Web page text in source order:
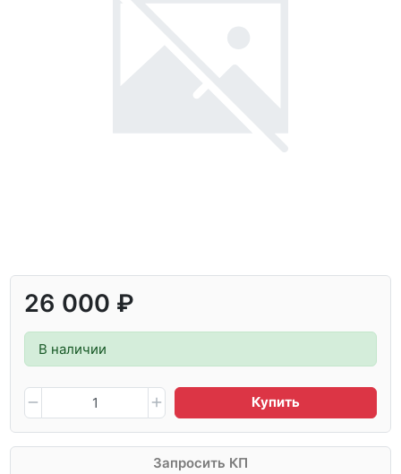
26 000 ₽
В наличии
Купить
Запросить КП